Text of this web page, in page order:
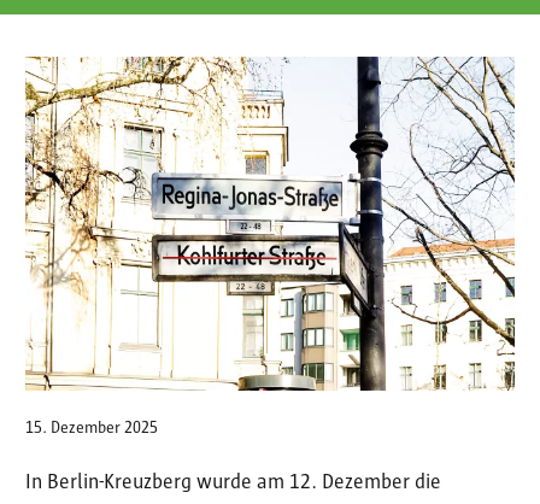
15. Dezember 2025
In Berlin-Kreuzberg wurde am 12. Dezember die